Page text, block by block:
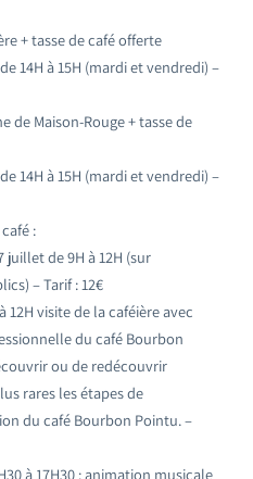
+ tasse de café offerte
14H à 15H (mardi et vendredi) –
de Maison-Rouge + tasse de
14H à 15H (mardi et vendredi) –
:
juillet de 9H à 12H (sur
– Tarif : 12€
12H visite de la caféière avec
du café Bourbon
ou de redécouvrir
rares les étapes de
du café Bourbon Pointu. –
à 17H30 : animation musicale